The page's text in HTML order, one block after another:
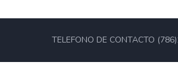
TELEFONO DE CONTACTO